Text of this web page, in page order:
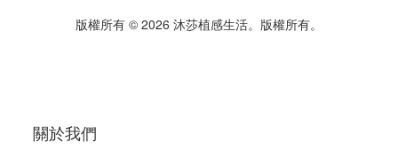
版權所有 © 2026 沐莎植感生活。版權所有。
關於我們